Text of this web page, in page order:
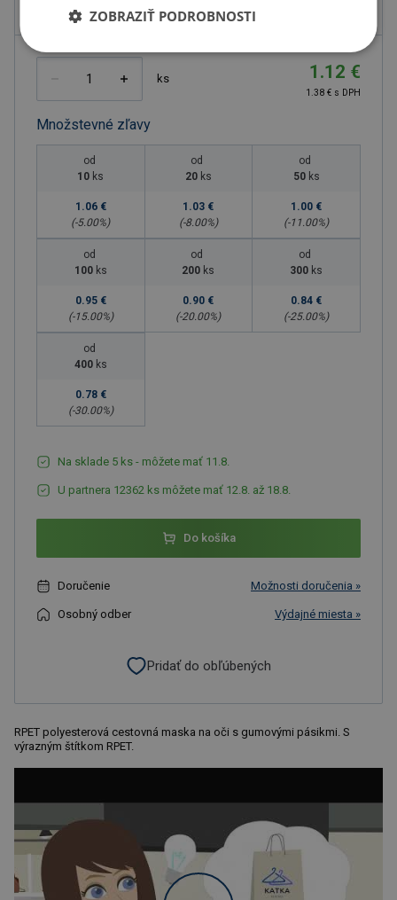
ks 1.12 €
1.38 € s DPH
Množstevné zľavy
od
10 ks
1.06 €
(-5.00%)
od
20 ks
1.03 €
(-8.00%)
od
50 ks
1.00 €
(-11.00%)
od
100 ks
0.95 €
(-15.00%)
od
200 ks
0.90 €
(-20.00%)
od
300 ks
0.84 €
(-25.00%)
od
400 ks
0.78 €
(-30.00%)
Na sklade 5 ks - môžete mať 11.8.
U partnera 12362 ks môžete mať 12.8. až 18.8.
Do košíka
Doručenie Možnosti doručenia »
Osobný odber Výdajné miesta »
Pridať do obľúbených
RPET polyesterová cestovná maska na oči s gumovými pásikmi. S
výrazným štítkom RPET.
ZOBRAZIŤ PODROBNOSTI